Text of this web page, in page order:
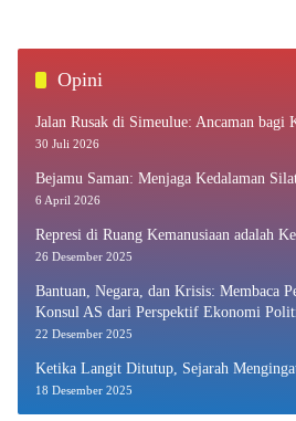
Opini
Jalan Rusak di Simeulue: Ancaman bagi
30 Juli 2026
Bejamu Saman: Menjaga Kedalaman
6 April 2026
Represi di Ruang Kemanusiaan adalah
26 Desember 2025
Bantuan, Negara, dan Krisis: Membaca
Konsul AS dari Perspektif Ekonomi
22 Desember 2025
Ketika Langit Ditutup, Sejarah
18 Desember 2025